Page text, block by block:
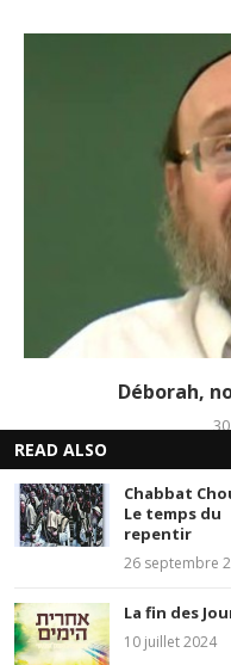
Déborah,
READ ALSO
Chabbat
Le temps du
repentir
26 septembre
La fin des
10 juillet 2024